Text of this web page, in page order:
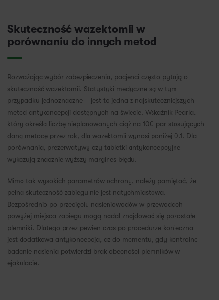
Skuteczność wazektomii w
porównaniu do innych metod
Rozważając wybór zabezpieczenia, pacjenci często pytają o
skuteczność wazektomii. Statystyki medyczne są w tym
przypadku jednoznaczne – jest to jedna z najskuteczniejszych
metod antykoncepcji dostępnych na świecie. Wskaźnik Pearla,
który określa liczbę nieplanowanych ciąż na 100 par stosujących
daną metodę przez rok, dla wazektomii wynosi poniżej 0.1. Dla
porównania, prezerwatywy czy tabletki antykoncepcyjne
wykazują znacznie wyższy margines błędu.
Mimo tak wysokich parametrów ochrony, należy pamiętać, że
pełna skuteczność zabiegu nie jest natychmiastowa.
Bezpośrednio po przecięciu nasieniowodów w przewodach
powyżej miejsca zabiegu mogą nadal znajdować się pozostałe
plemniki. Dlatego przez pewien czas po procedurze konieczna
jest dodatkowa antykoncepcja, aż do momentu, gdy kontrolne
badanie nasienia potwierdzi brak obecności plemników w
ejakulacie.